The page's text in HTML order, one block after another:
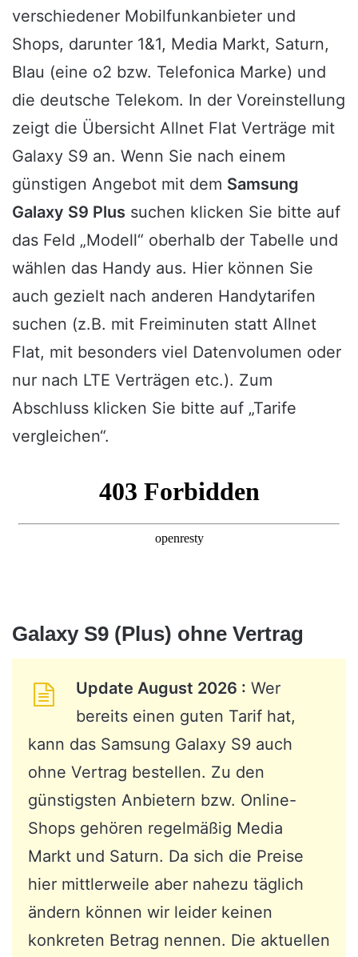
verschiedener Mobilfunkanbieter und
Shops, darunter 1&1, Media Markt, Saturn,
Blau (eine o2 bzw. Telefonica Marke) und
die deutsche Telekom. In der Voreinstellung
zeigt die Übersicht Allnet Flat Verträge mit
Galaxy S9 an. Wenn Sie nach einem
günstigen Angebot mit dem Samsung
Galaxy S9 Plus suchen klicken Sie bitte auf
das Feld „Modell“ oberhalb der Tabelle und
wählen das Handy aus. Hier können Sie
auch gezielt nach anderen Handytarifen
suchen (z.B. mit Freiminuten statt Allnet
Flat, mit besonders viel Datenvolumen oder
nur nach LTE Verträgen etc.). Zum
Abschluss klicken Sie bitte auf „Tarife
vergleichen“.
Galaxy S9 (Plus) ohne Vertrag
Update August 2026 : Wer
bereits einen guten Tarif hat,
kann das Samsung Galaxy S9 auch
ohne Vertrag bestellen. Zu den
günstigsten Anbietern bzw. Online-
Shops gehören regelmäßig Media
Markt und Saturn. Da sich die Preise
hier mittlerweile aber nahezu täglich
ändern können wir leider keinen
konkreten Betrag nennen. Die aktuellen